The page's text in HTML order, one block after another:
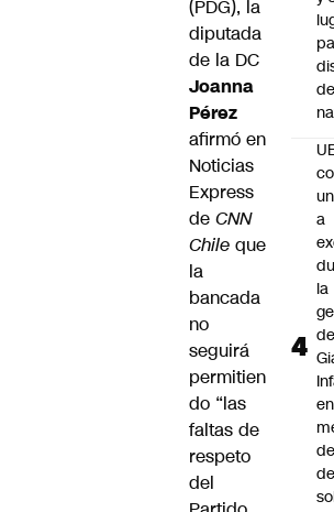
(PDG), la
diputada
de la DC
Joanna
Pérez
afirmó en
Noticias
Express
de CNN
Chile que
la
bancada
no
seguirá
permitien
do “las
faltas de
respeto
del
a
la
de
en
de